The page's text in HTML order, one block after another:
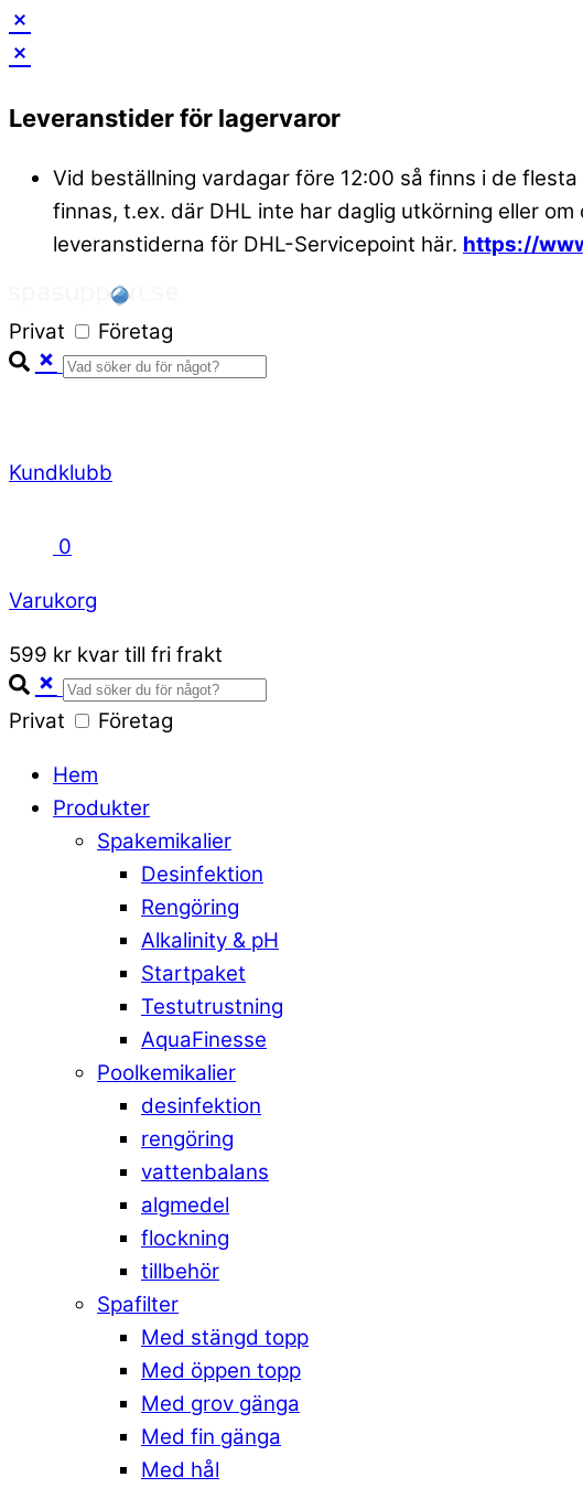
Skip
content
Leveranstider för lagervaror
Vid beställning vardagar före 12:00 så finns i de
finnas, t.ex. där DHL inte har daglig utkörning eller
leveranstiderna för DHL-Servicepoint här. https://
Privat Företag
Kundklubb
0
Varukorg
Close
Cart
599 kr kvar till fri frakt
Privat Företag
Hem
Produkter
Spakemikalier
Desinfektion
Rengöring
Alkalinity & pH
Startpaket
Testutrustning
AquaFinesse
Poolkemikalier
desinfektion
rengöring
vattenbalans
algmedel
flockning
tillbehör
Spafilter
Med stängd topp
Med öppen topp
Med grov gänga
Med fin gänga
Med hål